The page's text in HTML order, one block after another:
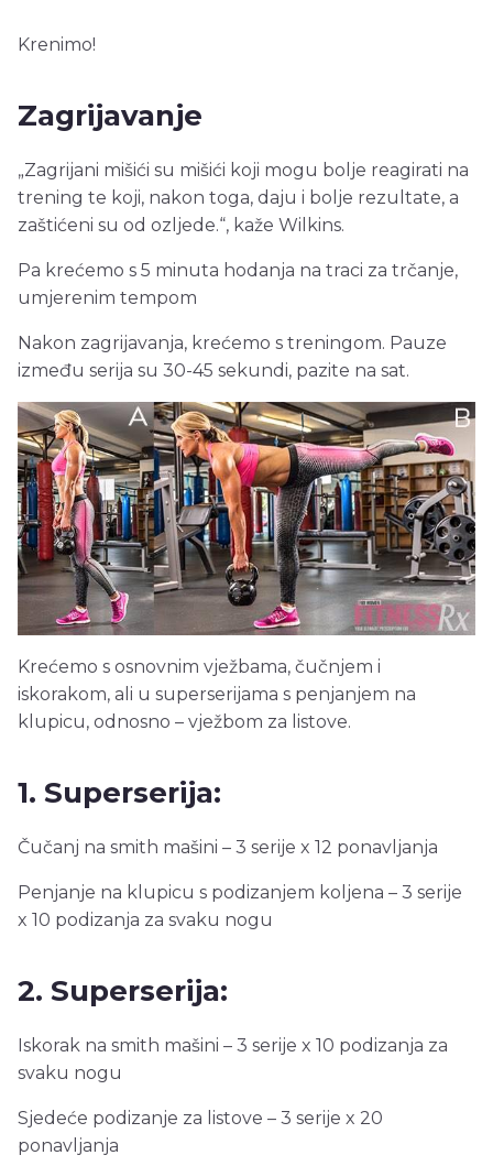
Krenimo!
Zagrijavanje
„Zagrijani mišići su mišići koji mogu bolje reagirati na
trening te koji, nakon toga, daju i bolje rezultate, a
zaštićeni su od ozljede.“, kaže Wilkins.
Pa krećemo s 5 minuta hodanja na traci za trčanje,
umjerenim tempom
Nakon zagrijavanja, krećemo s treningom. Pauze
između serija su 30-45 sekundi, pazite na sat.
Krećemo s osnovnim vježbama, čučnjem i
iskorakom, ali u superserijama s penjanjem na
klupicu, odnosno – vježbom za listove.
1. Superserija:
Čučanj na smith mašini – 3 serije x 12 ponavljanja
Penjanje na klupicu s podizanjem koljena – 3 serije
x 10 podizanja za svaku nogu
2. Superserija:
Iskorak na smith mašini – 3 serije x 10 podizanja za
svaku nogu
Sjedeće podizanje za listove – 3 serije x 20
ponavljanja